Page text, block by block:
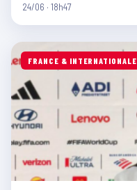
24/06 · 18h47
FRANCE & INTERNATIONALE